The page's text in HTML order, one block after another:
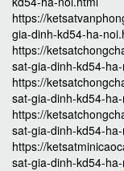
https://
gia-dinh-kd54-ha-
https://
sat-gia-dinh-kd54-
https://
sat-gia-dinh-kd54-
https://
sat-gia-dinh-kd54-
https://
sat-gia-dinh-kd54-